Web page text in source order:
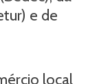
e de
local